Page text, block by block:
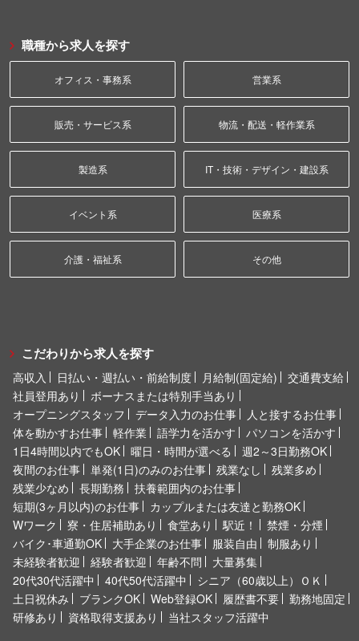
職種から求人を探す
オフィス・事務系 営業系
販売・サービス系 物流・配送・軽作業系
製造系 IT・技術・デザイン・建設系
イベント系 医療系
介護・福祉系 その他
こだわりから求人を探す
高収入 日払い・週払い・前給制度 月給制(固定給)
交通費支給
社員登用あり
ボーナスまたは特別手当あり
オープニングスタッフ
データ入力のお仕事
人と接するお仕事
体を動かすお仕事
軽作業 語学力を活かす
パソコンを活かす
1日4時間以内でもOK
曜日・時間が選べる
週2～3日勤務OK
夜間のお仕事
単発(1日)のみのお仕事 残業なし
残業多め
残業少なめ
長期勤務
扶養範囲内のお仕事
短期(3ヶ月以内)のお仕事
カップルまたは友達と勤務OK
Wワーク
寮・住居補助あり 食堂あり 駅近！
禁煙・分煙
バイク･車通勤OK
大手企業のお仕事 服装自由
制服あり
未経験者歓迎
経験者歓迎 年齢不問
大量募集
20代30代活躍中
40代50代活躍中
シニア（60歳以上）ＯＫ
土日祝休み
ブランクOK Web登録OK 履歴書不要
勤務地固定
研修あり
資格取得支援あり 当社スタッフ活躍中